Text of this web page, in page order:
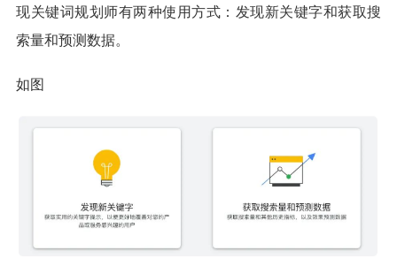
现关键词规划师有两种使用方式：发现新关键字和获取搜
索量和预测数据。
如图